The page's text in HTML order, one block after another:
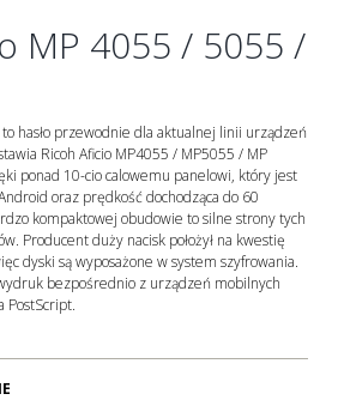
MP 4055 / 5055 /
hasło przewodnie dla aktualnej linii urządzeń
Ricoh Aficio MP4055 / MP5055 / MP
ponad 10-cio calowemu panelowi, który jest
oraz prędkość dochodząca do 60
kompaktowej obudowie to silne strony tych
Producent duży nacisk położył na kwestię
dyski są wyposażone w system szyfrowania.
bezpośrednio z urządzeń mobilnych
PostScript.